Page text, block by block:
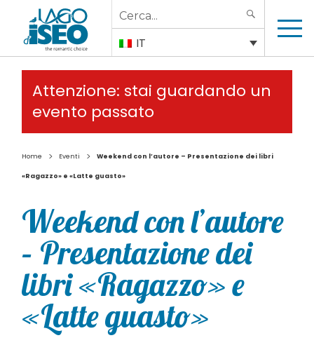
Search
for:
IT
Attenzione: stai guardando un
evento passato
Home > Eventi > Weekend con l’autore – Presentazione dei libri
«Ragazzo» e «Latte guasto»
Weekend con l’autore
– Presentazione dei
libri «Ragazzo» e
«Latte guasto»